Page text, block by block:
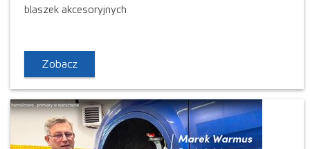
blaszek akcesoryjnych
Zobacz